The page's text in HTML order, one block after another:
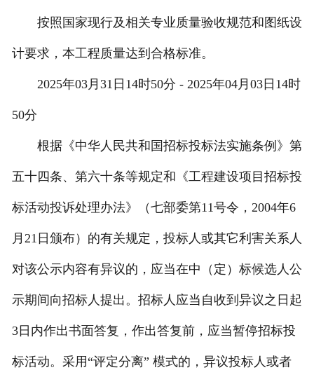
按照国家现行及相关专业质量验收规范和图纸设
计要求，本工程质量达到合格标准。
2025年03月31日14时50分 - 2025年04月03日14时
50分
根据《中华人民共和国招标投标法实施条例》第
五十四条、第六十条等规定和《工程建设项目招标投
标活动投诉处理办法》（七部委第11号令，2004年6
月21日颁布）的有关规定，投标人或其它利害关系人
对该公示内容有异议的，应当在中（定）标候选人公
示期间向招标人提出。招标人应当自收到异议之日起
3日内作出书面答复，作出答复前，应当暂停招标投
标活动。采用“评定分离” 模式的，异议投标人或者